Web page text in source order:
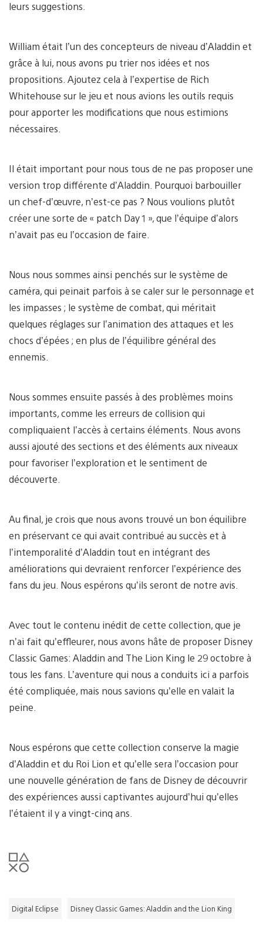
leurs suggestions.
William était l’un des concepteurs de niveau d’Aladdin et
grâce à lui, nous avons pu trier nos idées et nos
propositions. Ajoutez cela à l’expertise de Rich
Whitehouse sur le jeu et nous avions les outils requis
pour apporter les modifications que nous estimions
nécessaires.
Il était important pour nous tous de ne pas proposer une
version trop différente d’Aladdin. Pourquoi barbouiller
un chef-d’œuvre, n’est-ce pas ? Nous voulions plutôt
créer une sorte de « patch Day 1 », que l’équipe d’alors
n’avait pas eu l’occasion de faire.
Nous nous sommes ainsi penchés sur le système de
caméra, qui peinait parfois à se caler sur le personnage et
les impasses ; le système de combat, qui méritait
quelques réglages sur l’animation des attaques et les
chocs d’épées ; en plus de l’équilibre général des
ennemis.
Nous sommes ensuite passés à des problèmes moins
importants, comme les erreurs de collision qui
compliquaient l’accès à certains éléments. Nous avons
aussi ajouté des sections et des éléments aux niveaux
pour favoriser l’exploration et le sentiment de
découverte.
Au final, je crois que nous avons trouvé un bon équilibre
en préservant ce qui avait contribué au succès et à
l’intemporalité d’Aladdin tout en intégrant des
améliorations qui devraient renforcer l’expérience des
fans du jeu. Nous espérons qu’ils seront de notre avis.
Avec tout le contenu inédit de cette collection, que je
n’ai fait qu’effleurer, nous avons hâte de proposer Disney
Classic Games: Aladdin and The Lion King le 29 octobre à
tous les fans. L’aventure qui nous a conduits ici a parfois
été compliquée, mais nous savions qu’elle en valait la
peine.
Nous espérons que cette collection conserve la magie
d’Aladdin et du Roi Lion et qu’elle sera l’occasion pour
une nouvelle génération de fans de Disney de découvrir
des expériences aussi captivantes aujourd’hui qu’elles
l’étaient il y a vingt-cinq ans.
Digital Eclipse Disney Classic Games: Aladdin and the Lion King